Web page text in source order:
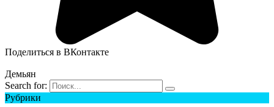
Поделиться в ВКонтакте
Демьян
Search for:
Рубрики